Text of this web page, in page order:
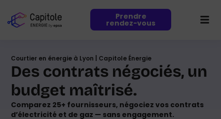
Prendre
rendez-vous
Courtier en énergie à Lyon | Capitole Énergie
Des contrats négociés, un
budget maîtrisé.
Comparez 25+ fournisseurs, négociez vos contrats
d’électricité et de gaz — sans engagement.